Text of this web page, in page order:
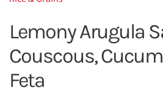
Lemony Arugula
Couscous,
Feta